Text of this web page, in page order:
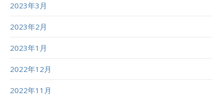
2023年3月
2023年2月
2023年1月
2022年12月
2022年11月